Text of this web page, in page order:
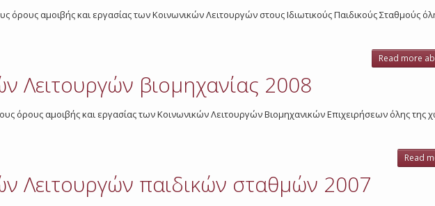
όρους αμοιβής και εργασίας των Κοινωνικών Λειτουργών στους Ιδιωτικούς Παιδικούς Σταθμούς
Read more
Λειτουργών βιομηχανίας 2008
όρους αμοιβής και εργασίας των Κοινωνικών Λειτουργών Βιομηχανικών Επιχειρήσεων όλης της
Read
Λειτουργών παιδικών σταθμών 2007